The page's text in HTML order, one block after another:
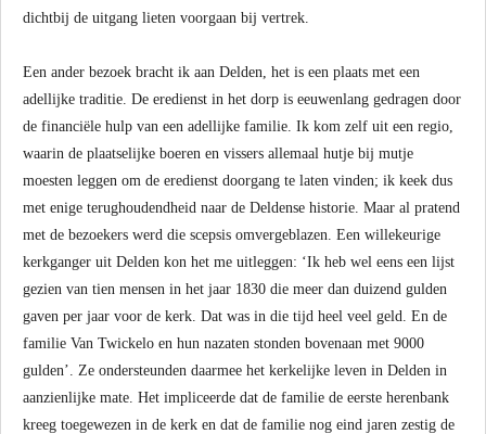
dichtbij de uitgang lieten voorgaan bij vertrek.
Een ander bezoek bracht ik aan Delden, het is een plaats met een
adellijke traditie. De eredienst in het dorp is eeuwenlang gedragen door
de financiële hulp van een adellijke familie. Ik kom zelf uit een regio,
waarin de plaatselijke boeren en vissers allemaal hutje bij mutje
moesten leggen om de eredienst doorgang te laten vinden; ik keek dus
met enige terughoudendheid naar de Deldense historie. Maar al pratend
met de bezoekers werd die scepsis omvergeblazen. Een willekeurige
kerkganger uit Delden kon het me uitleggen: ‘Ik heb wel eens een lijst
gezien van tien mensen in het jaar 1830 die meer dan duizend gulden
gaven per jaar voor de kerk. Dat was in die tijd heel veel geld. En de
familie Van Twickelo en hun nazaten stonden bovenaan met 9000
gulden’. Ze ondersteunden daarmee het kerkelijke leven in Delden in
aanzienlijke mate. Het impliceerde dat de familie de eerste herenbank
kreeg toegewezen in de kerk en dat de familie nog eind jaren zestig de